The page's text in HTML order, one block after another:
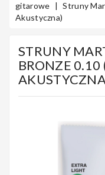
gitarowe
Struny
Akustyczna)
STRUNY
BRONZE 0.10